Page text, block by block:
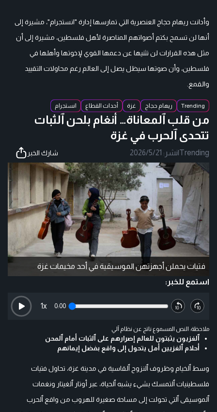
وأدانت ريهام حجاج العنصرية التي تمارسها إدارة "انستجرام"، مشيرة إلى
أنها لن تسمح بكتم أصواتهم المناصرة لأهل فلسطين، مشيرة إلى أن
مثل هذه القرارات لن تثنيها عن دعمها القوي لإخوتها وأهلها في
فلسطين، وأن صوتها سيظل يصل إلى العالم رغم محاولات التقييد
والقمع.
Trending ريهام حجاج غزة أحداث القطاع انستجرام
من قلب ٱلمعاناة… أنغام بلحن ٱلثبات
تتحدى ٱلحرب في غزة
Trending
|نشر: 2026/5/21 شارك الخبر
فتيات يحملن أجهزتهن الموسيقية في أحد مخيمات غزة
استمع للخبر:
0:00
1x
ملاحظة: النص المسموع ناتج عن نظام آلي
ٱلغزيون يثبتون للعالم إصرارهم على ٱلثبات أمام ٱلمحن
أحلام ٱلغزيين أمل يتحول إلى واقع بفضل إيمانهم
وسط ٱلخيام وظروف ٱلنزوح ٱلقاسية في مدينة غزة، تحاول فتيات
فلسطينيات ٱلتمسك بشيء يشبه ٱلحياة، عبر أوتار ٱلغيتار ونغمات
ٱلموسيقى ٱلتي تحولت إلى مساحة صغيرة للهروب من واقع ٱلحرب